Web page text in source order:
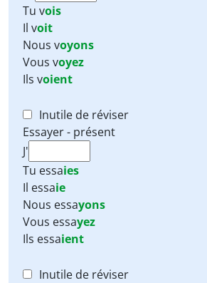
Tu vois
Il voit
Nous voyons
Vous voyez
Ils voient
Inutile de réviser
Essayer - présent
J'
Tu essaies
Il essaie
Nous essayons
Vous essayez
Ils essaient
Inutile de réviser